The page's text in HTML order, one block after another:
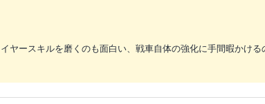
ヤースキルを磨くのも面白い、戦車自体の強化に手間暇かける